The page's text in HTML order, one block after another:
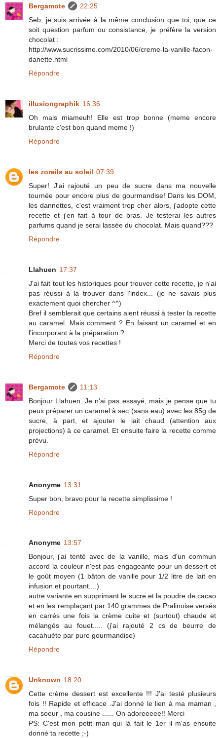
Bergamote
22:25
Seb, je suis arrivée à la même conclusion que toi, que ce
soit question parfum ou consistance, je préfère la version
chocolat :
http://www.sucrissime.com/2010/06/creme-la-vanille-facon-
danette.html
Répondre
illusiongraphik 16:36
Oh mais miameuh! Elle est trop bonne (meme encore
brulante c'est bon quand meme !)
Répondre
les zoreils au soleil 07:39
Super! J'ai rajouté un peu de sucre dans ma nouvelle
tournée pour encore plus de gourmandise! Dans les DOM,
les dannettes, c'est vraiment trop cher alors, j'adopte cette
recette et j'en fait à tour de bras. Je testerai les autres
parfums quand je serai lassée du chocolat. Mais quand???
Répondre
Llahuen 17:37
J'ai fait tout les historiques pour trouver cette recette, je n'ai
pas réussi à la trouver dans l'index... (je ne savais plus
exactement quoi chercher ^^)
Bref il semblerait que certains aient réussi à tester la recette
au caramel. Mais comment ? En faisant un caramel et en
l'incorporant à la préparation ?
Merci de toutes vos recettes !
Répondre
Bergamote
11:13
Bonjour Llahuen. Je n'ai pas essayé, mais je pense que tu
peux préparer un caramel à sec (sans eau) avec les 85g de
sucre, à part, et ajouter le lait chaud (attention aux
projections) à ce caramel. Et ensuite faire la recette comme
prévu.
Répondre
Anonyme 13:31
Super bon, bravo pour la recette simplissime !
Répondre
Anonyme 13:57
Bonjour, j'ai tenté avec de la vanille, mais d'un commun
accord la couleur n'est pas engageante pour un dessert et
le goût moyen (1 bâton de vanille pour 1/2 litre de lait en
infusion et pourtant....)
autre variante en supprimant le sucre et la poudre de cacao
et en les remplaçant par 140 grammes de Pralinoise versés
en carrés une fois la crème cuite et (surtout) chaude et
mélangés au fouet..... (j'ai rajouté 2 cs de beurre de
cacahuète par pure gourmandise)
Répondre
Unknown 18:20
Cette crème dessert est excellente !!! J'ai testé plusieurs
fois !! Rapide et efficace .J'ai donné le lien à ma maman ,
ma soeur , ma cousine ...... On adoreeeee!! Merci
PS: C'est mon petit mari qui là fait le 1er il m'as ensuite
donné ta recette ;-)